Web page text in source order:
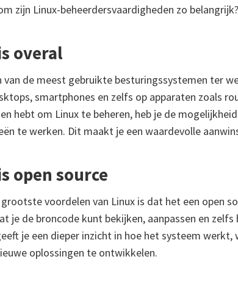
zijn Linux-beheerdersvaardigheden zo
overal
van de meest gebruikte besturingssystemen ter
smartphones en zelfs op apparaten zoals
hebt om Linux te beheren, heb je de
te werken. Dit maakt je een waardevolle
open source
grootste voordelen van Linux is dat het een open
je de broncode kunt bekijken, aanpassen en
je een dieper inzicht in hoe het systeem
oplossingen te ontwikkelen.